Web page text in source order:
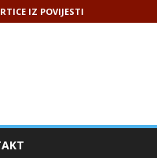
IZ POVIJESTI